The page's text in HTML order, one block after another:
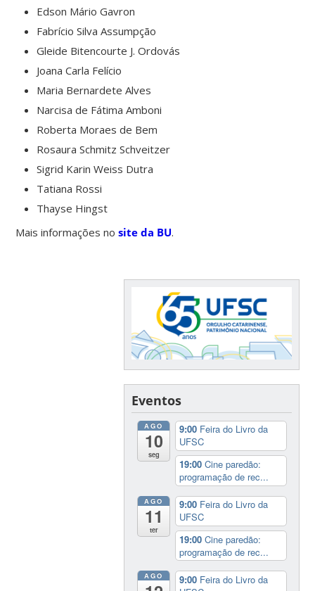
Edson Mário Gavron
Fabrício Silva Assumpção
Gleide Bitencourte J. Ordovás
Joana Carla Felício
Maria Bernardete Alves
Narcisa de Fátima Amboni
Roberta Moraes de Bem
Rosaura Schmitz Schveitzer
Sigrid Karin Weiss Dutra
Tatiana Rossi
Thayse Hingst
Mais informações nosite da BU.
Eventos
AGO
10
seg
9:00 Feira do Livro da
UFSC
19:00Cine paredão:
programação de rec...
AGO
11
ter
9:00 Feira do Livro da
UFSC
19:00Cine paredão:
programação de rec...
AGO 9:00 Feira do Livro da